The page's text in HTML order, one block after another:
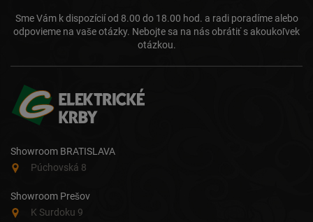
Sme Vám k dispozícií od 8.00 do 18.00 hod. a radi poradíme alebo
odpovieme na vaše otázky. Nebojte sa na nás obrátiť s akoukoľvek
otázkou.
Showroom BRATISLAVA
Púchovská 8
Showroom Prešov
K Surdoku 9